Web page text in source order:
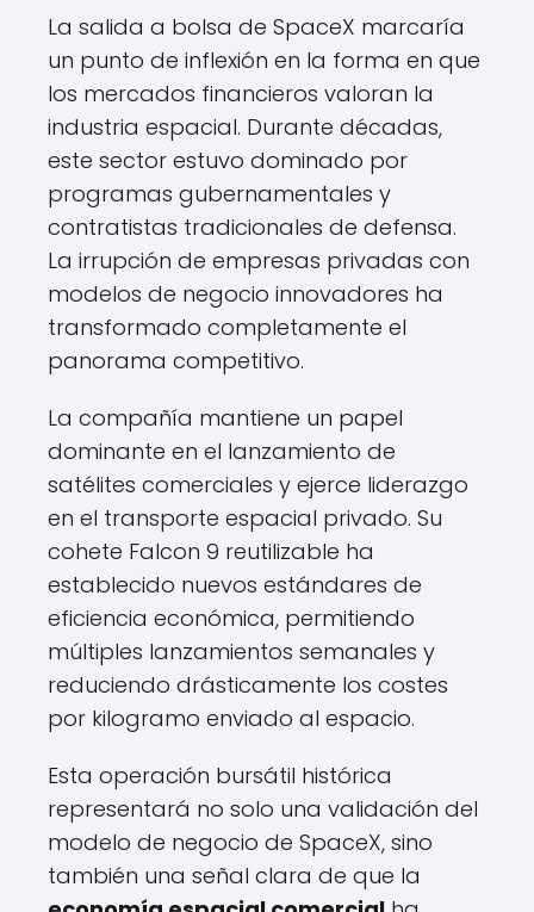
La salida a bolsa de SpaceX marcaría
un punto de inflexión en la forma en que
los mercados financieros valoran la
industria espacial. Durante décadas,
este sector estuvo dominado por
programas gubernamentales y
contratistas tradicionales de defensa.
La irrupción de empresas privadas con
modelos de negocio innovadores ha
transformado completamente el
panorama competitivo.
La compañía mantiene un papel
dominante en el lanzamiento de
satélites comerciales y ejerce liderazgo
en el transporte espacial privado. Su
cohete Falcon 9 reutilizable ha
establecido nuevos estándares de
eficiencia económica, permitiendo
múltiples lanzamientos semanales y
reduciendo drásticamente los costes
por kilogramo enviado al espacio.
Esta operación bursátil histórica
representará no solo una validación del
modelo de negocio de SpaceX, sino
también una señal clara de que la